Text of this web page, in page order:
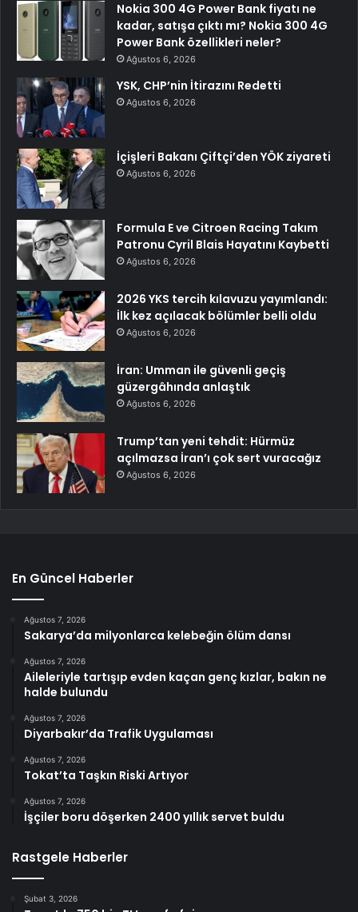
Nokia 300 4G Power Bank fiyatı ne
kadar, satışa çıktı mı? Nokia 300 4G
Power Bank özellikleri neler?
Ağustos 6, 2026
YSK, CHP’nin İtirazını Redetti
Ağustos 6, 2026
İçişleri Bakanı Çiftçi’den YÖK ziyareti
Ağustos 6, 2026
Formula E ve Citroen Racing Takım
Patronu Cyril Blais Hayatını Kaybetti
Ağustos 6, 2026
2026 YKS tercih kılavuzu yayımlandı:
İlk kez açılacak bölümler belli oldu
Ağustos 6, 2026
İran: Umman ile güvenli geçiş
güzergâhında anlaştık
Ağustos 6, 2026
Trump’tan yeni tehdit: Hürmüz
açılmazsa İran’ı çok sert vuracağız
Ağustos 6, 2026
En Güncel Haberler
Ağustos 7, 2026
Sakarya’da milyonlarca kelebeğin ölüm dansı
Ağustos 7, 2026
Aileleriyle tartışıp evden kaçan genç kızlar, bakın ne
halde bulundu
Ağustos 7, 2026
Diyarbakır’da Trafik Uygulaması
Ağustos 7, 2026
Tokat’ta Taşkın Riski Artıyor
Ağustos 7, 2026
İşçiler boru döşerken 2400 yıllık servet buldu
Rastgele Haberler
Şubat 3, 2026